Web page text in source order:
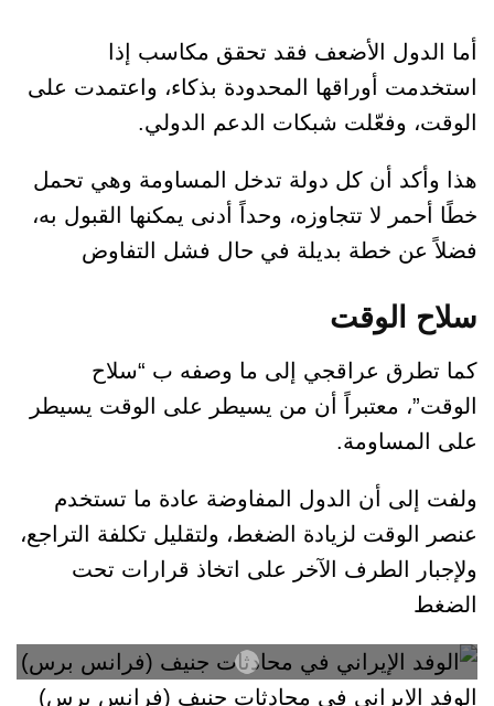
أما الدول الأضعف فقد تحقق مكاسب إذا
استخدمت أوراقها المحدودة بذكاء، واعتمدت على
الوقت، وفعّلت شبكات الدعم الدولي.
هذا وأكد أن كل دولة تدخل المساومة وهي تحمل
خطًا أحمر لا تتجاوزه، وحداً أدنى يمكنها القبول به،
فضلاً عن خطة بديلة في حال فشل التفاوض
سلاح الوقت
كما تطرق عراقجي إلى ما وصفه ب “سلاح
الوقت”، معتبراً أن من يسيطر على الوقت يسيطر
على المساومة.
ولفت إلى أن الدول المفاوضة عادة ما تستخدم
عنصر الوقت لزيادة الضغط، ولتقليل تكلفة التراجع،
ولإجبار الطرف الآخر على اتخاذ قرارات تحت
الضغط
الوفد الإيراني في محادثات جنيف (فرانس برس)